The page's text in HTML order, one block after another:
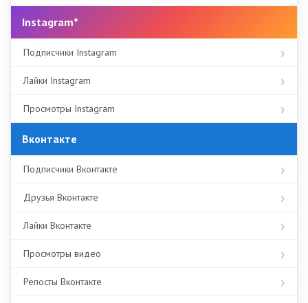
Instagram*
Подписчики Instagram
Лайки Instagram
Просмотры Instagram
Вконтакте
Подписчики Вконтакте
Друзья Вконтакте
Лайки Вконтакте
Просмотры видео
Репосты Вконтакте